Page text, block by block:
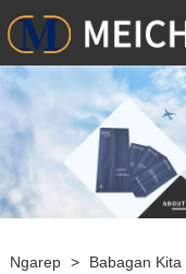
Ngarep > Babagan Kita